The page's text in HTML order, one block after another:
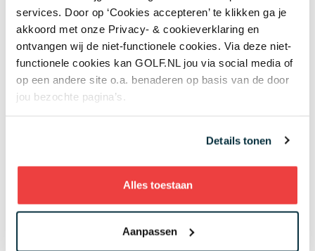
services. Door op ‘Cookies accepteren’ te klikken ga je
akkoord met onze Privacy- & cookieverklaring en
ontvangen wij de niet-functionele cookies. Via deze niet-
functionele cookies kan GOLF.NL jou via social media of
op een andere site o.a. benaderen op basis van de door
jou bezochte pagina’s.
Details tonen
Alles toestaan
Aanpassen
Laatste nieuws
Van der Vight eindigt bij beste 15 op
vastgoedbelegger: maar gaat er ook gegolft
worden op het terrein?07 AUG
In golf kent leeftijd geen grenzen: 50 jaar
verschil tussen de oudste en jongste
deelneemster US Women's Amateur